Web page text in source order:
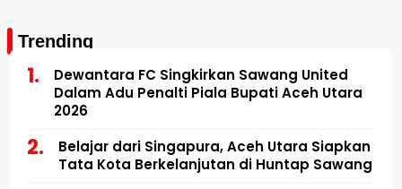
Trending
Dewantara FC Singkirkan Sawang United
Dalam Adu Penalti Piala Bupati Aceh Utara
2026
Belajar dari Singapura, Aceh Utara Siapkan
Tata Kota Berkelanjutan di Huntap Sawang